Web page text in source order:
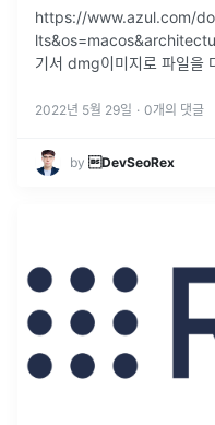
https://www.azul.com/
기서 dmg이미지로 파일을
2022년 5월 29일 · 0개의 댓글
by DevSeoRex